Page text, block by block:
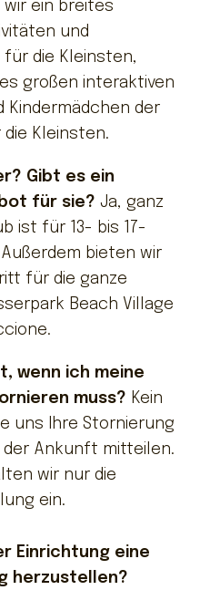
wir ein breites
und
die Kleinsten,
großen interaktiven
Kindermädchen der
die Kleinsten.
Gibt es ein
für sie? Ja, ganz
ist für 13- bis 17-
bieten wir
für die ganze
Beach Village
wenn ich meine
muss? Kein
uns Ihre Stornierung
der Ankunft mitteilen.
wir nur die
ein.
Einrichtung eine
herzustellen?